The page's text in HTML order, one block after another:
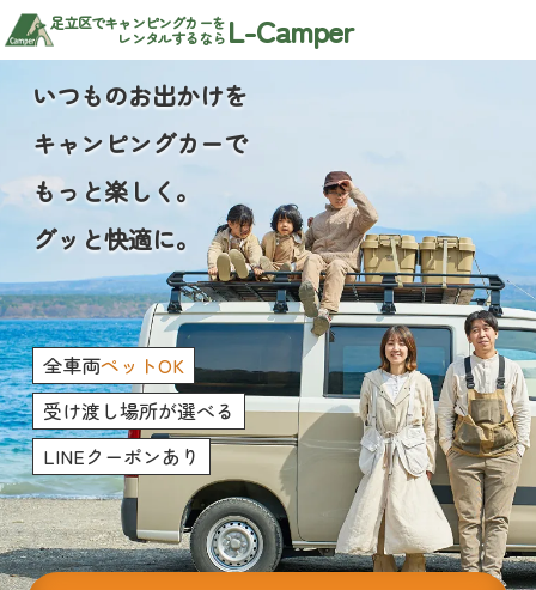
足立区でキャンピングカーを
レンタルするなら L-Camper
いつものお出かけを
キャンピングカーで
もっと楽しく。
グッと快適に。
全車両ペットOK
受け渡し場所が選べる
LINEクーポンあり